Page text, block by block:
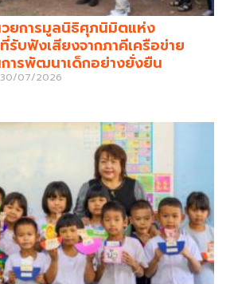
ยการมูลนิธิศุภนิมิตแห่ง
รับฟังเสียงจากภาคีเครือข่าย
ารพัฒนาเด็กอย่างยั่งยืน
30/07/2026